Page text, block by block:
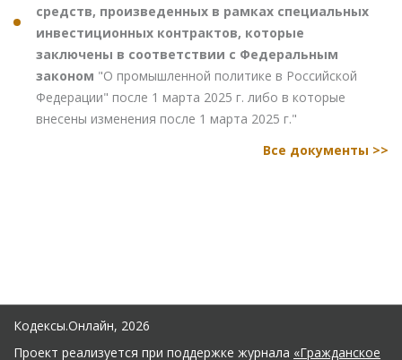
средств, произведенных в рамках специальных
инвестиционных контрактов, которые
заключены в соответствии с Федеральным
законом "О промышленной политике в Российской
Федерации" после 1 марта 2025 г. либо в которые
внесены изменения после 1 марта 2025 г."
Все документы >>
Кодексы.Онлайн, 2026
Проект реализуется при поддержке журнала «Гражданское